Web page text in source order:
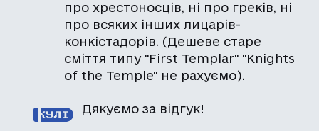
про хрестоносців, ні про греків, ні
про всяких інших лицарів-
конкістадорів. (Дешеве старе
сміття типу "First Templar" "Knights
of the Temple" не рахуємо).
Дякуємо за відгук!